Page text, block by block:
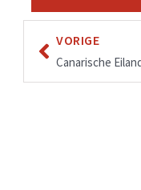
VORIGE